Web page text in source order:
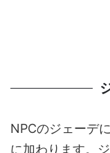
NPCのジェーデ
に加わります。